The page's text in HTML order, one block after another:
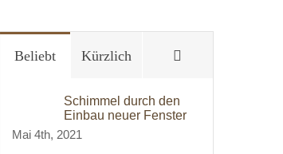
Beliebt Kürzlich
Schimmel durch den
Einbau neuer Fenster
Mai 4th, 2021